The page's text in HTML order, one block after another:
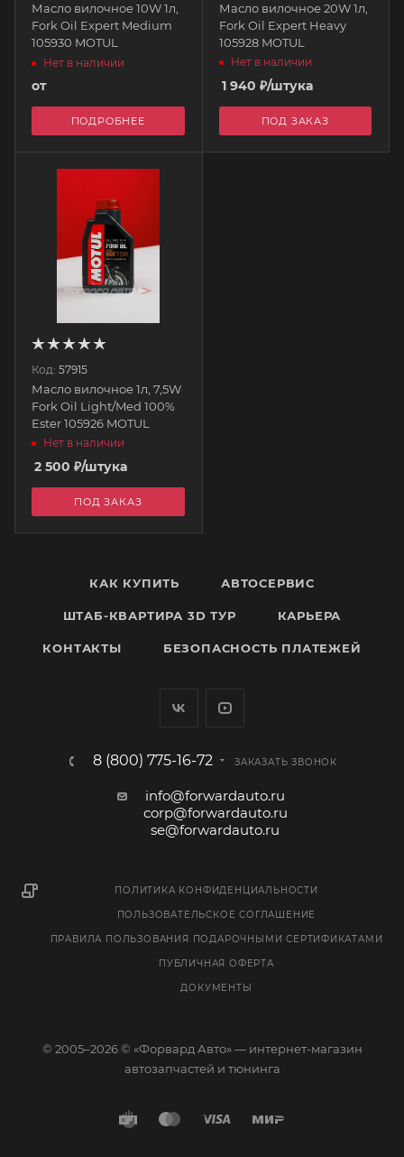
Масло вилочное 10W 1л,
Fork Oil Expert Medium
105930 MOTUL
Нет в наличии
от
ПОДРОБНЕЕ
Масло вилочное 20W 1л,
Fork Oil Expert Heavy
105928 MOTUL
Нет в наличии
1 940 ₽/штука
ПОД ЗАКАЗ
Код: 57915
Масло вилочное 1л, 7,5W
Fork Oil Light/Med 100%
Ester 105926 MOTUL
Нет в наличии
2 500 ₽/штука
ПОД ЗАКАЗ
КАК КУПИТЬ АВТОСЕРВИС
ШТАБ-КВАРТИРА 3D ТУР КАРЬЕРА
КОНТАКТЫ БЕЗОПАСНОСТЬ ПЛАТЕЖЕЙ
8 (800) 775-16-72 ЗАКАЗАТЬ ЗВОНОК
info@forwardauto.ru
corp@forwardauto.ru
se@forwardauto.ru
ПОЛИТИКА КОНФИДЕНЦИАЛЬНОСТИ
ПОЛЬЗОВАТЕЛЬСКОЕ СОГЛАШЕНИЕ
ПРАВИЛА ПОЛЬЗОВАНИЯ ПОДАРОЧНЫМИ СЕРТИФИКАТАМИ
ПУБЛИЧНАЯ ОФЕРТА
ДОКУМЕНТЫ
© 2005–2026 © «Форвард Авто» — интернет-магазин
автозапчастей и тюнинга